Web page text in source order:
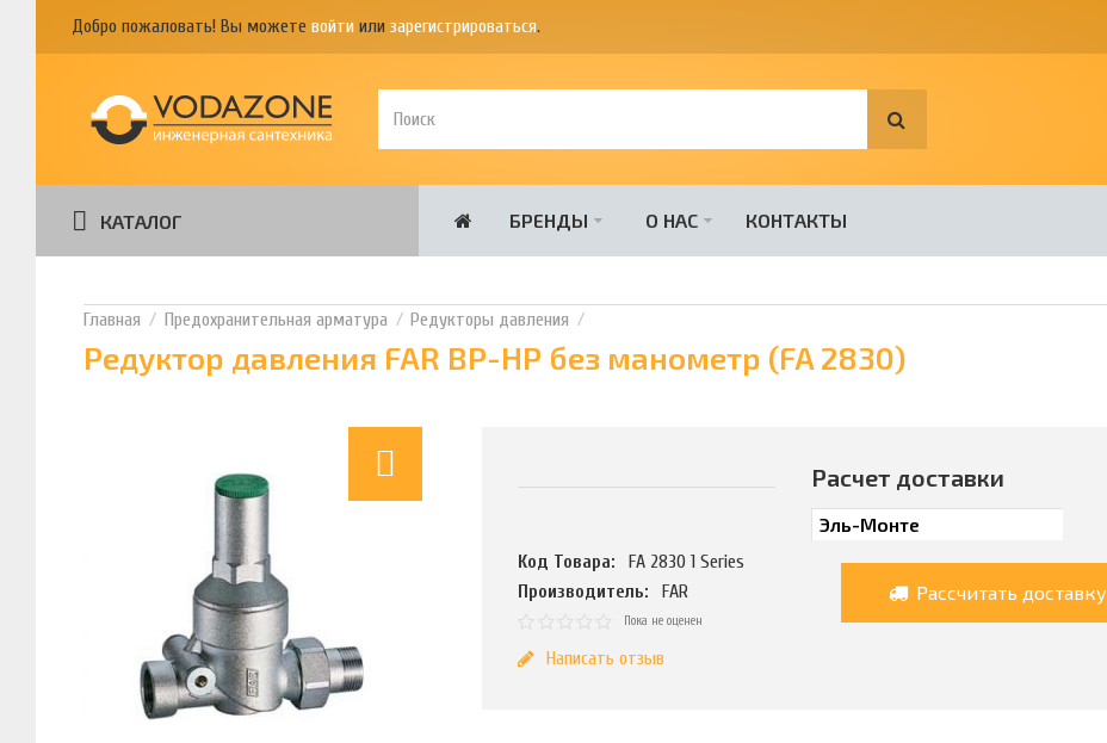
Добро пожаловать! Вы можете войти или зарегистрироваться.
КАТАЛОГ БРЕНДЫ О НАС КОНТАКТЫ
Предохранительная арматура Редукторы давления
Редуктор давления FAR ВР-НР без манометр (FA 2830)
Код Товара:
FA 2830 1 Series
Производитель:
FAR
Пока не оценен
Написать отзыв
Расчет доставки
Рассчитать доставку